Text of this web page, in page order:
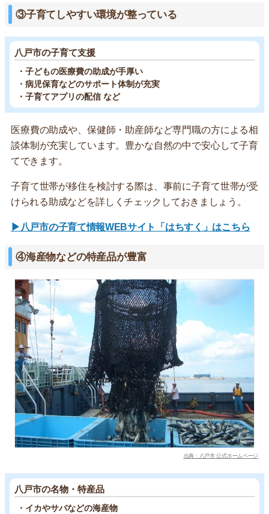
③子育てしやすい環境が整っている
八戸市の子育て支援
・子どもの医療費の助成が手厚い
・病児保育などのサポート体制が充実
・子育てアプリの配信 など
医療費の助成や、保健師・助産師など専門職の方による相
談体制が充実しています。豊かな自然の中で安心して子育
てできます。
子育て世帯が移住を検討する際は、事前に子育て世帯が受
けられる助成などを詳しくチェックしておきましょう。
▶八戸市の子育て情報WEBサイト「はちすく」はこちら
④海産物などの特産品が豊富
出典：八戸市 公式ホームページ
八戸市の名物・特産品
・イカやサバなどの海産物